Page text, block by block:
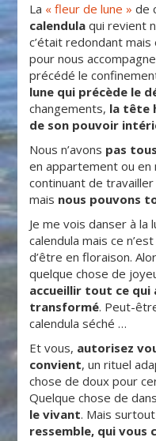
La « fleur de lune » de
calendula qui revient
c’était redondant
pour nous
précédé le
lune qui précède le
changements, la tête
de son pouvoir
Nous n’avons pas
en appartement ou en
continuant de
mais nous pouvons
Je me vois danser à la
calendula mais ce
d’être en floraison.
quelque chose de
accueillir tout ce qui
transformé. Peut-
calendula séché …
Et vous, autorisez
convient, un rituel
chose de doux pour
Quelque chose de
le vivant. Mais surtout
ressemble, qui vous